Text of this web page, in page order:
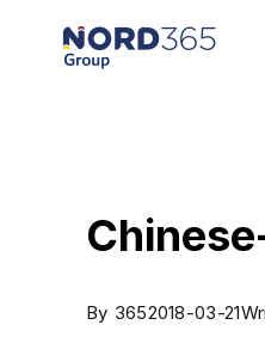
By 3652018-03-21